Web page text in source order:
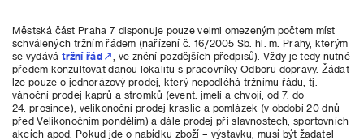
Městská část Praha 7 disponuje pouze velmi omezeným počtem míst
schválených tržním řádem (nařízení č. 16/2005 Sb. hl. m. Prahy, kterým
se vydává tržní řád
, ve znění pozdějších předpisů). Vždy je tedy nutné
předem konzultovat danou lokalitu s pracovníky Odboru dopravy. Žádat
lze pouze o jednorázový prodej, který nepodléhá tržnímu řádu, tj.
vánoční prodej kaprů a stromků (event. jmelí a chvojí, od 7. do
24. prosince), velikonoční prodej kraslic a pomlázek (v období 20 dnů
před Velikonočním pondělím) a dále prodej při slavnostech, sportovních
akcích apod. Pokud jde o nabídku zboží – výstavku, musí být žadatel